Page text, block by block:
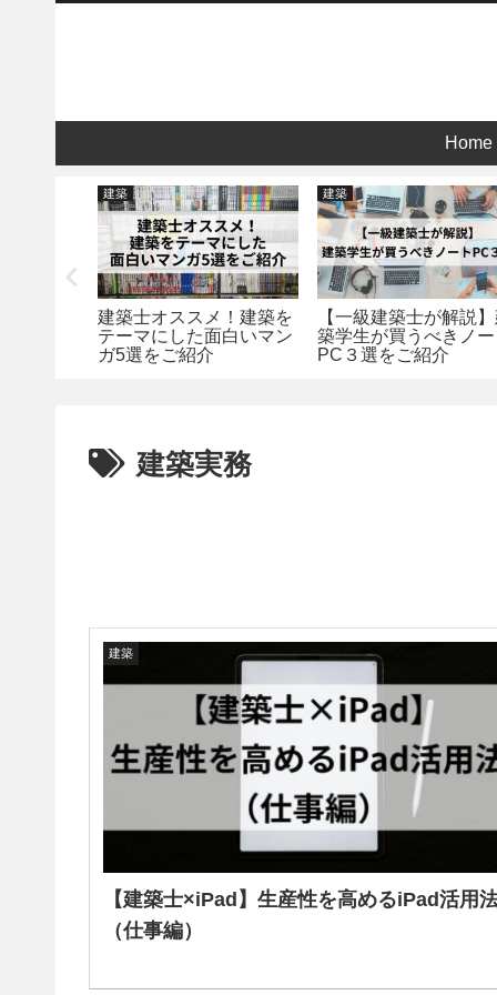
Home
建築
建築士オススメ！建築を
テーマにした面白いマン
ガ5選をご紹介
建築
【一級建築士が解説
築学生が買うべきノ
PC３選をご紹介
建築実務
建築
【建築士×iPad】生産性を高めるiPad活用
（仕事編）